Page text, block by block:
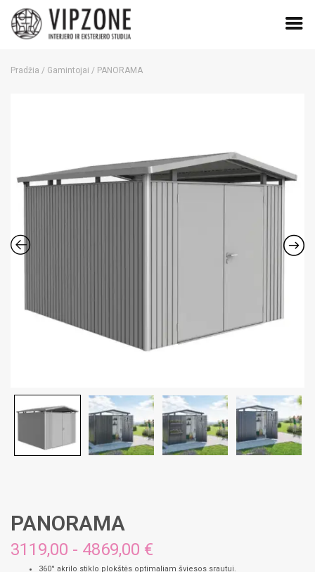
Pradžia / Gamintojai / PANORAMA
PANORAMA
3119,00 - 4869,00 €
360° akrilo stiklo plokštės optimaliam šviesos srautui.